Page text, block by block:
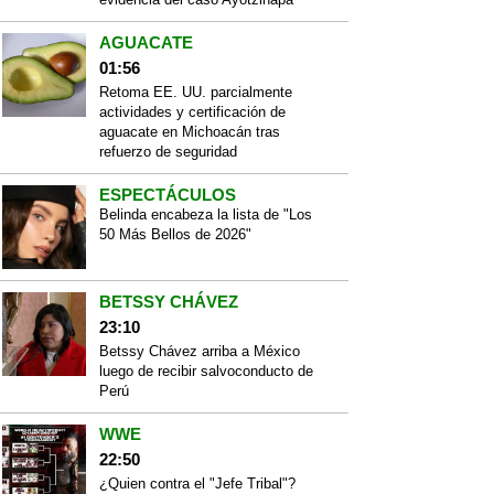
AGUACATE
01:56
Retoma EE. UU. parcialmente
actividades y certificación de
aguacate en Michoacán tras
refuerzo de seguridad
ESPECTÁCULOS
Belinda encabeza la lista de "Los
50 Más Bellos de 2026"
BETSSY CHÁVEZ
23:10
Betssy Chávez arriba a México
luego de recibir salvoconducto de
Perú
WWE
22:50
¿Quien contra el "Jefe Tribal"?